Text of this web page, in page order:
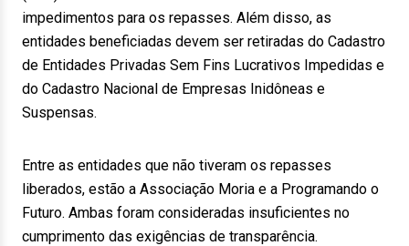
impedimentos para os repasses. Além disso, as
entidades beneficiadas devem ser retiradas do Cadastro
de Entidades Privadas Sem Fins Lucrativos Impedidas e
do Cadastro Nacional de Empresas Inidôneas e
Suspensas.
Entre as entidades que não tiveram os repasses
liberados, estão a Associação Moria e a Programando o
Futuro. Ambas foram consideradas insuficientes no
cumprimento das exigências de transparência.